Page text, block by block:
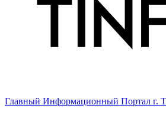
Главный Информационный Портал г.